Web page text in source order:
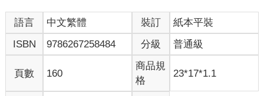
語言 中文繁體 裝訂
紙本平裝
ISBN
9786267258484 分級 普通級
頁數 160
商品規
格
23*17*1.1